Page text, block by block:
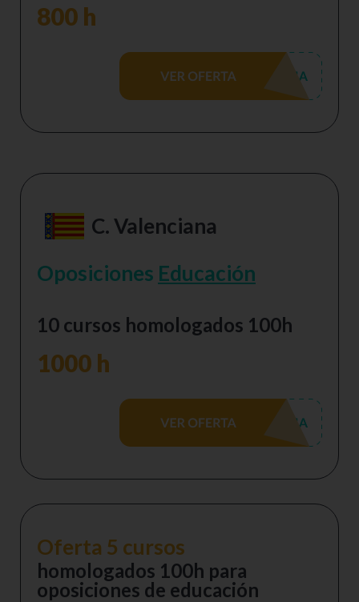
800 h
C. Valenciana
Oposiciones Educación
10 cursos homologados 100h
1000 h
Oferta 5 cursos
homologados 100h para
oposiciones de educación